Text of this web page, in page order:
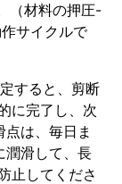
（材料の押圧-
サイクルで
すると、剪断
に完了し、次
点は、毎日ま
潤滑して、長
止してくださ